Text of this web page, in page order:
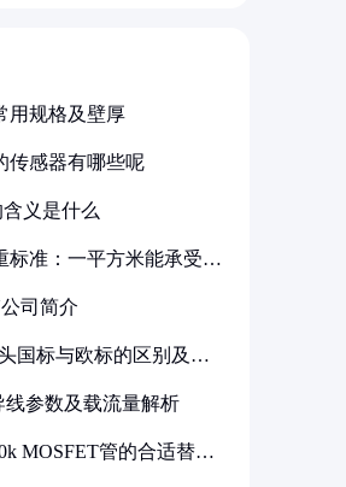
用规格及壁厚
传感器有哪些呢
义是什么
标准：一平方米能承受多
司简介
国标与欧标的区别及其
线参数及载流量解析
MOSFET管的合适替代